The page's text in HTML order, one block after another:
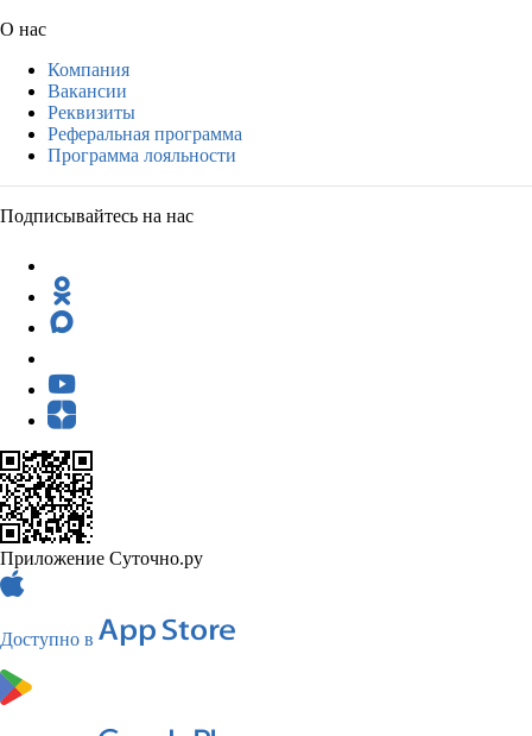
О нас
Компания
Вакансии
Реквизиты
Реферальная программа
Программа лояльности
Подписывайтесь на нас
Приложение Суточно.ру
Доступно в